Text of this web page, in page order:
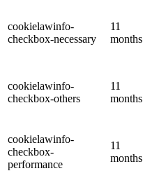
cookielawinfo-
checkbox-necessary
11
months
cookielawinfo-
checkbox-others
11
months
cookielawinfo-
checkbox-
performance
11
months